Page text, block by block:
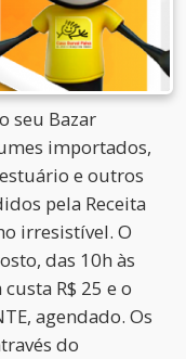
seu Bazar
importados,
e outros
pela Receita
irresistível. O
das 10h às
R$ 25 e o
agendado. Os
do